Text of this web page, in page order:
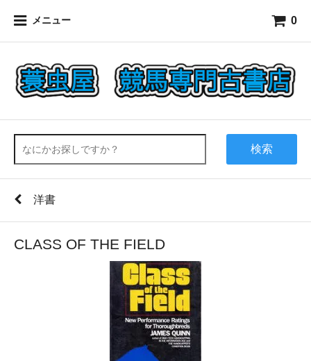
メニュー 0
検索
洋書
CLASS OF THE FIELD